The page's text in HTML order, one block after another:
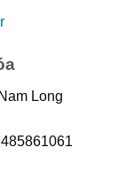
Long